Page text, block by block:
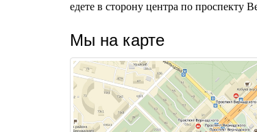
едете в сторону центра по проспекту
Мы на карте